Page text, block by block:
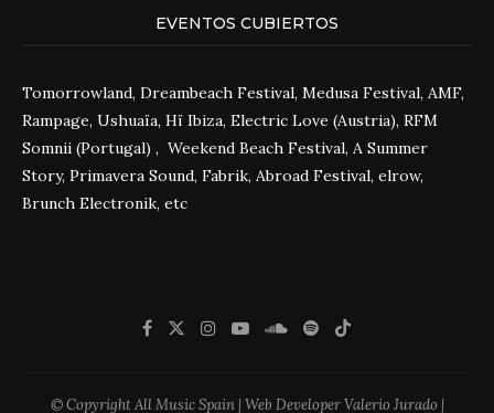
EVENTOS CUBIERTOS
Tomorrowland, Dreambeach Festival, Medusa Festival, AMF,
Rampage, Ushuaïa, Hï Ibiza, Electric Love (Austria), RFM
Somnii (Portugal) , Weekend Beach Festival, A Summer
Story, Primavera Sound, Fabrik, Abroad Festival, elrow,
Brunch Electronik, etc
© Copyright All Music Spain | Web Developer Valerio Jurado |